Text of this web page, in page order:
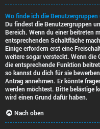
Wo finde ich die
Du findest die Benutzergruppen
Bereich. Wenn du einer beitreten
entsprechenden Schaltfläche
Einige erfordern erst eine
weitere sogar versteckt. Wenn
die entsprechende Funktion
so kannst du dich für sie
Antrag annehmen. Er könnte
werden möchtest. Bitte belästige
wird einen Grund dafür haben.
Nach oben